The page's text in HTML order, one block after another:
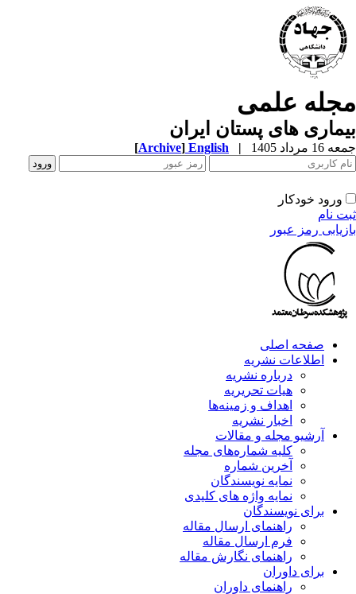
علمی
های پستان ایران
مرداد 1405 |
English
[Archive]
ورود خودکار
نام
رمز عبور
صفحه اصلی
اطلاعات نشریه
درباره نشریه
هیات تحریریه
اهداف و زمینه‌ها
اخبار نشریه
آرشیو مجله و مقالات
کلیه شماره‌های مجله
آخرین شماره
نمایه نویسندگان
نمایه واژه های کلیدی
برای نویسندگان
راهنمای ارسال مقاله
فرم ارسال مقاله
راهنمای نگارش مقاله
برای داوران
راهنمای داوران